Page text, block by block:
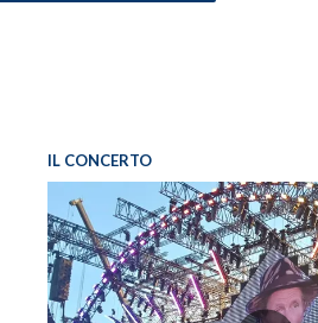
IL CONCERTO